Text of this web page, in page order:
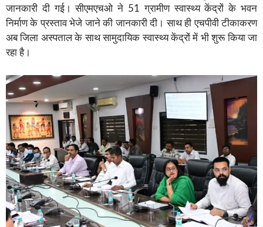
जानकारी दी गई। सीएमएचओ ने 51 ग्रामीण स्वास्थ्य केंद्रों के भवन
निर्माण के प्रस्ताव भेजे जाने की जानकारी दी। साथ ही एचपीवी टीकाकरण
अब जिला अस्पताल के साथ सामुदायिक स्वास्थ्य केंद्रों में भी शुरू किया जा
रहा है।